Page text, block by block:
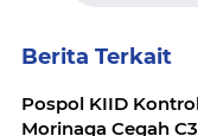
Berita Terkait
Pospol KIID
Morinaga Cegah